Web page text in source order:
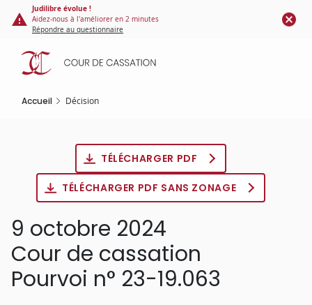
Panneau de gestion des cookies
contenu
principal
Judilibre évolue !
Aidez-nous à l'améliorer en 2 minutes
Répondre au questionnaire
Accueil Décision
TÉLÉCHARGER PDF
TÉLÉCHARGER PDF SANS ZONAGE
9 octobre 2024
Cour de cassation
Pourvoi n° 23-19.063